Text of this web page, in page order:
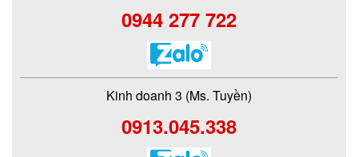
0944 277 722
Kinh doanh 3 (Ms. Tuyền)
0913.045.338